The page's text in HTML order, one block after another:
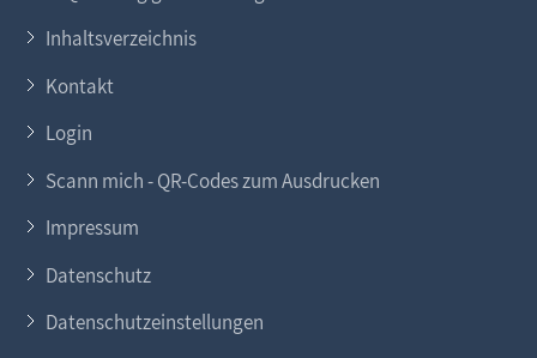
Inhaltsverzeichnis
Kontakt
Login
Scann mich - QR-Codes zum Ausdrucken
Impressum
Datenschutz
Datenschutzeinstellungen